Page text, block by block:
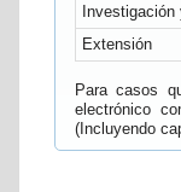
Investigación
Extensión
Para casos
electrónico
(Incluyendo